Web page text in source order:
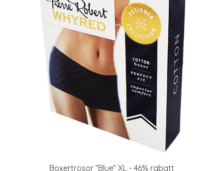
Boxertrosor ”Blue” XL - 46% rabatt